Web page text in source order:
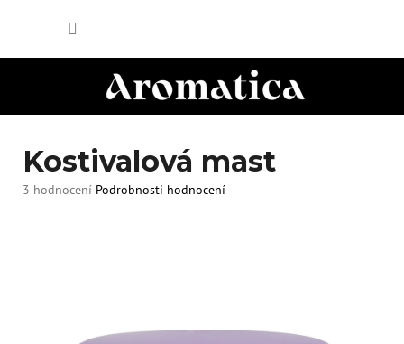
Kostivalová mast
Průměrné
3 hodnocení Podrobnosti hodnocení